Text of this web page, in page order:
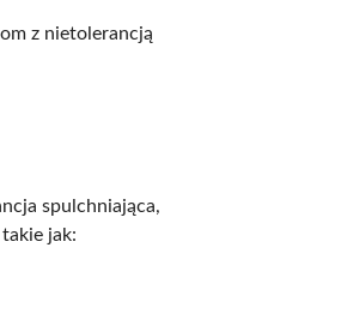
z nietolerancją
spulchniająca,
jak: